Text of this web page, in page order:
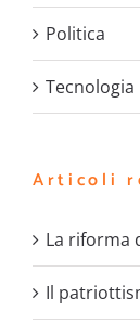
Politica
Tecnologia
Articoli
La riforma
Il